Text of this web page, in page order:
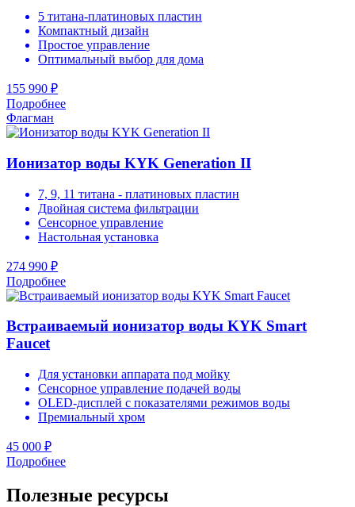
5 титана-платиновых пластин
Компактный дизайн
Простое управление
Оптимальный выбор для дома
155 990 ₽
Подробнее
Флагман
Ионизатор воды KYK Generation II
7, 9, 11 титана - платиновых пластин
Двойная система фильтрации
Сенсорное управление
Настольная установка
274 990 ₽
Подробнее
Встраиваемый ионизатор воды KYK Smart
Faucet
Для установки аппарата под мойку
Сенсорное управление подачей воды
OLED-дисплей с показателями режимов воды
Премиальный хром
45 000 ₽
Подробнее
Полезные ресурсы